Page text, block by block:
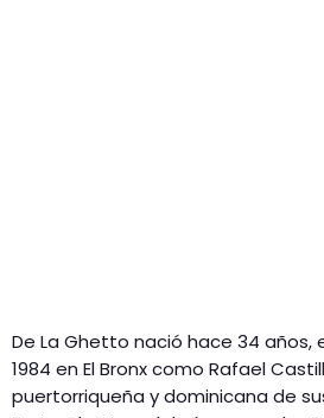
De La Ghetto nació hace 34 años,
1984 en El Bronx como Rafael
puertorriqueña y dominicana de